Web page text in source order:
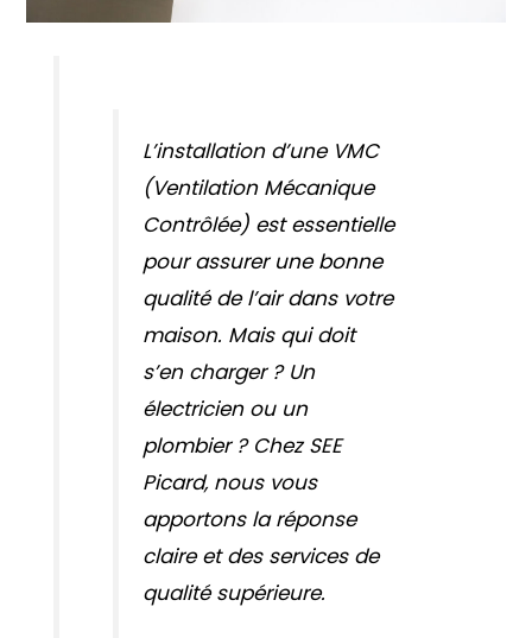
L’installation d’une VMC
(Ventilation Mécanique
Contrôlée) est essentielle
pour assurer une bonne
qualité de l’air dans votre
maison. Mais qui doit
s’en charger ? Un
électricien ou un
plombier ? Chez SEE
Picard, nous vous
apportons la réponse
claire et des services de
qualité supérieure.